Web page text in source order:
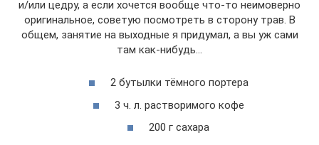
и/или цедру, а если хочется вообще что-то неимоверно
оригинальное, советую посмотреть в сторону трав. В
общем, занятие на выходные я придумал, а вы уж сами
там как-нибудь…
2 бутылки тёмного портера
3 ч. л. растворимого кофе
200 г сахара